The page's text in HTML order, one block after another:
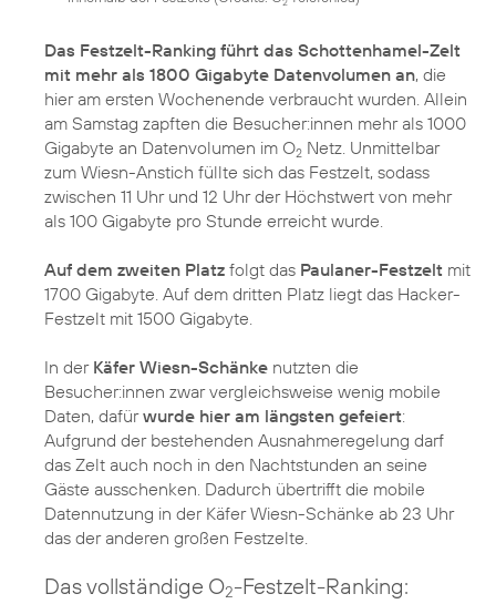
Das Festzelt-Ranking führt das Schottenhamel-Zelt
mit mehr als 1800 Gigabyte Datenvolumen an, die
hier am ersten Wochenende verbraucht wurden. Allein
am Samstag zapften die Besucher:innen mehr als 1000
Gigabyte an Datenvolumen im O2 Netz. Unmittelbar
zum Wiesn-Anstich füllte sich das Festzelt, sodass
zwischen 11 Uhr und 12 Uhr der Höchstwert von mehr
als 100 Gigabyte pro Stunde erreicht wurde.
Auf dem zweiten Platz folgt das Paulaner-Festzelt mit
1700 Gigabyte. Auf dem dritten Platz liegt das Hacker-
Festzelt mit 1500 Gigabyte.
In der Käfer Wiesn-Schänke nutzten die
Besucher:innen zwar vergleichsweise wenig mobile
Daten, dafürwurde hier am längsten gefeiert:
Aufgrund der bestehenden Ausnahmeregelung darf
das Zelt auch noch in den Nachtstunden an seine
Gäste ausschenken. Dadurch übertrifft die mobile
Datennutzung in der Käfer Wiesn-Schänke ab 23 Uhr
das der anderen großen Festzelte.
Das vollständige O2-Festzelt-Ranking: